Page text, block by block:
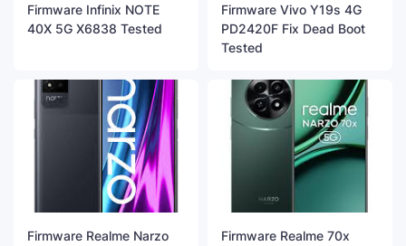
Firmware Infinix NOTE
40X 5G X6838 Tested
Firmware Vivo Y19s 4G
PD2420F Fix Dead Boot
Tested
Firmware Realme Narzo
Firmware Realme 70x